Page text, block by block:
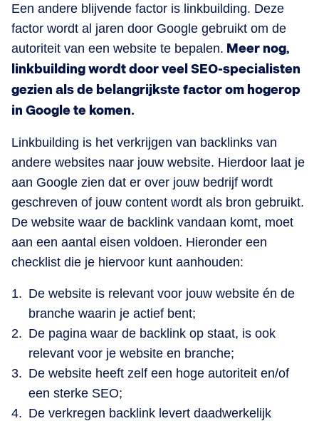
Een andere blijvende factor is linkbuilding. Deze
factor wordt al jaren door Google gebruikt om de
autoriteit van een website te bepalen. Meer nog,
linkbuilding wordt door veel SEO-specialisten
gezien als de belangrijkste factor om hogerop
in Google te komen.
Linkbuilding is het verkrijgen van backlinks van
andere websites naar jouw website. Hierdoor laat je
aan Google zien dat er over jouw bedrijf wordt
geschreven of jouw content wordt als bron gebruikt.
De website waar de backlink vandaan komt, moet
aan een aantal eisen voldoen. Hieronder een
checklist die je hiervoor kunt aanhouden:
De website is relevant voor jouw website én de
branche waarin je actief bent;
De pagina waar de backlink op staat, is ook
relevant voor je website en branche;
De website heeft zelf een hoge autoriteit en/of
een sterke SEO;
De verkregen backlink levert daadwerkelijk